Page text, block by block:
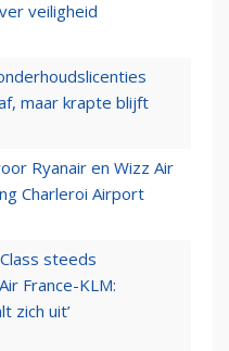
veiligheid
maar krapte blijft
Ryanair en Wizz Air
Charleroi Airport
steeds
France-KLM:
zich uit’